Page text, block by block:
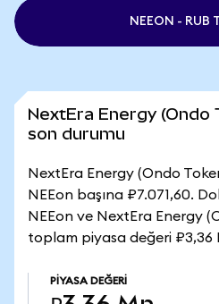
NEEON - RUB
NextEra Energy (Ondo
son durumu
NextEra Energy (Ondo
NEEon başına ₽7.071,60.
NEEon ve NextEra Energy
toplam piyasa değeri ₽3,36
PIYASA DEĞERI